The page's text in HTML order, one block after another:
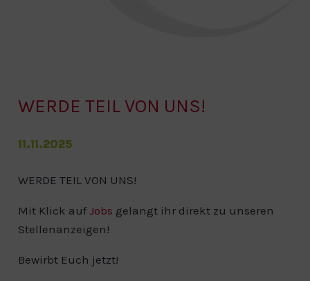
WERDE TEIL VON UNS!
11.11.2025
WERDE TEIL VON UNS!
Mit Klick auf Jobs gelangt ihr direkt zu unseren
Stellenanzeigen!
Bewirbt Euch jetzt!